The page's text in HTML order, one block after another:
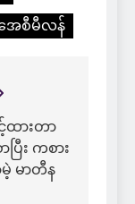
ေစီမီလန်
ထားတာ
ြီး ကစား
မာတီန